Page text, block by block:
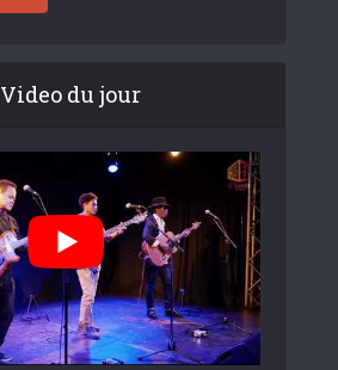
Video du jour